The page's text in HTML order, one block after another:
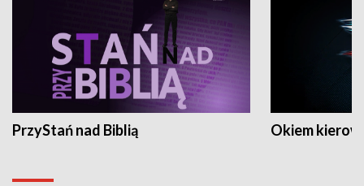
PrzyStań nad Biblią Okiem